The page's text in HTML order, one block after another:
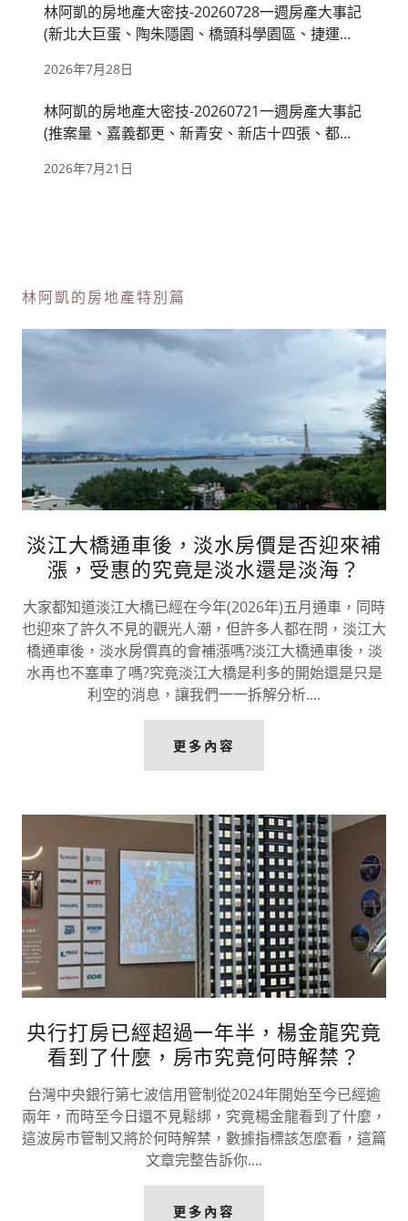
林阿凱的房地產大密技-20260728一週房產大事記
(新北大巨蛋、陶朱隱園、橋頭科學園區、捷運萬
2026年7月28日
林阿凱的房地產大密技-20260721一週房產大事記
(推案量、嘉義都更、新青安、新店十四張、都廳
2026年7月21日
林阿凱的房地產特別篇
淡江大橋通車後，淡水房價是否迎來補
漲，受惠的究竟是淡水還是淡海？
大家都知道淡江大橋已經在今年(2026年)五月通車，同時
也迎來了許久不見的觀光人潮，但許多人都在問，淡江大
橋通車後，淡水房價真的會補漲嗎?淡江大橋通車後，淡
水再也不塞車了嗎?究竟淡江大橋是利多的開始還是只是
利空的消息，讓我們一一拆解分析....
更多內容
央行打房已經超過一年半，楊金龍究竟
看到了什麼，房市究竟何時解禁？
台灣中央銀行第七波信用管制從2024年開始至今已經逾
兩年，而時至今日還不見鬆綁，究竟楊金龍看到了什麼，
這波房市管制又將於何時解禁，數據指標該怎麼看，這篇
文章完整告訴你....
更多內容